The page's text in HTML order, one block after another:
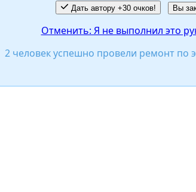
Дать автору +30 очков! Вы
Отменить: Я не выполнил это
2 человек успешно провели ремонт по